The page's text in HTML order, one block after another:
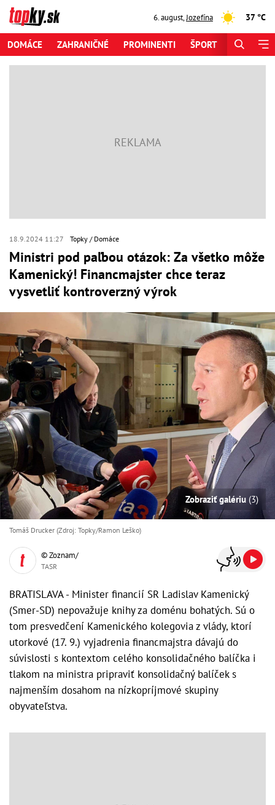
6. august,Jozefína 37 °C
DOMÁCE ZAHRANIČNÉ PROMINENTI ŠPORT
18.9.2024 11:27 Topky Domáce
Ministri pod paľbou otázok: Za všetko môže
Kamenický! Financmajster chce teraz
vysvetliť kontroverzný výrok
Zobraziť galériu (3)
Tomáš Drucker (Zdroj: Topky/Ramon Leško)
© Zoznam/
TASR
BRATISLAVA - Minister financií SR Ladislav Kamenický
(Smer-SD) nepovažuje knihy za doménu bohatých. Sú o
tom presvedčení Kamenického kolegovia z vlády, ktorí
utorkové (17. 9.) vyjadrenia financmajstra dávajú do
súvislosti s kontextom celého konsolidačného balíčka i
tlakom na ministra pripraviť konsolidačný balíček s
najmenším dosahom na nízkopríjmové skupiny
obyvateľstva.